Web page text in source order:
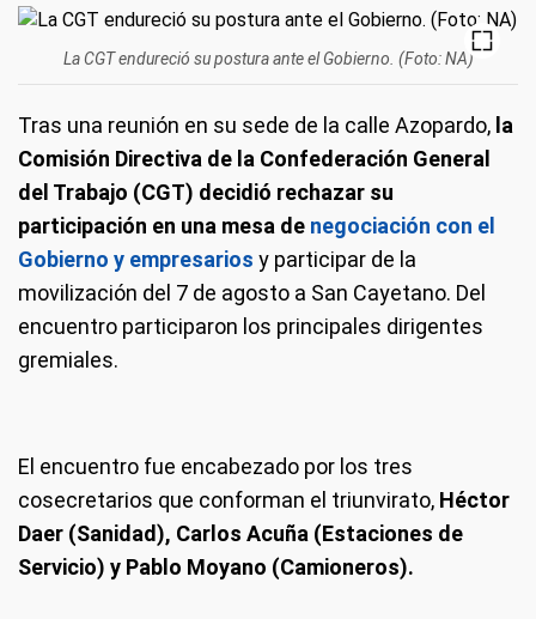
La CGT endureció su postura ante el Gobierno. (Foto: NA)
Tras una reunión en su sede de la calle Azopardo, la
Comisión Directiva de la Confederación General
del Trabajo (CGT) decidió rechazar su
participación en una mesa de negociación con el
Gobierno y empresarios y participar de la
movilización del 7 de agosto a San Cayetano. Del
encuentro participaron los principales dirigentes
gremiales.
El encuentro fue encabezado por los tres
cosecretarios que conforman el triunvirato, Héctor
Daer (Sanidad), Carlos Acuña (Estaciones de
Servicio) y Pablo Moyano (Camioneros).